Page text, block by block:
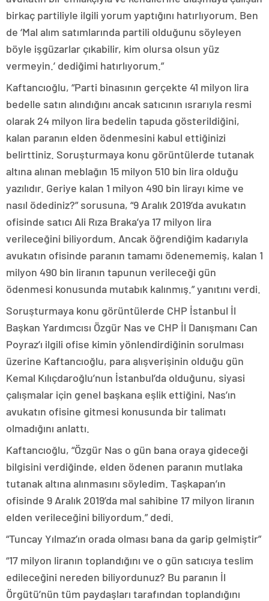
birkaç partiliyle ilgili yorum yaptığını hatırlıyorum. Ben
de ‘Mal alım satımlarında partili olduğunu söyleyen
böyle işgüzarlar çıkabilir, kim olursa olsun yüz
vermeyin.’ dediğimi hatırlıyorum.”
Kaftancıoğlu, “Parti binasının gerçekte 41 milyon lira
bedelle satın alındığını ancak satıcının ısrarıyla resmi
olarak 24 milyon lira bedelin tapuda gösterildiğini,
kalan paranın elden ödenmesini kabul ettiğinizi
belirttiniz. Soruşturmaya konu görüntülerde tutanak
altına alınan meblağın 15 milyon 510 bin lira olduğu
yazılıdır. Geriye kalan 1 milyon 490 bin lirayı kime ve
nasıl ödediniz?” sorusuna, “9 Aralık 2019’da avukatın
ofisinde satıcı Ali Rıza Braka’ya 17 milyon lira
verileceğini biliyordum. Ancak öğrendiğim kadarıyla
avukatın ofisinde paranın tamamı ödenememiş, kalan 1
milyon 490 bin liranın tapunun verileceği gün
ödenmesi konusunda mutabık kalınmış.” yanıtını verdi.
Soruşturmaya konu görüntülerde CHP İstanbul İl
Başkan Yardımcısı Özgür Nas ve CHP İl Danışmanı Can
Poyraz’ı ilgili ofise kimin yönlendirdiğinin sorulması
üzerine Kaftancıoğlu, para alışverişinin olduğu gün
Kemal Kılıçdaroğlu’nun İstanbul’da olduğunu, siyasi
çalışmalar için genel başkana eşlik ettiğini, Nas’ın
avukatın ofisine gitmesi konusunda bir talimatı
olmadığını anlattı.
Kaftancıoğlu, “Özgür Nas o gün bana oraya gideceği
bilgisini verdiğinde, elden ödenen paranın mutlaka
tutanak altına alınmasını söyledim. Taşkapan’ın
ofisinde 9 Aralık 2019’da mal sahibine 17 milyon liranın
elden verileceğini biliyordum.” dedi.
“Tuncay Yılmaz’ın orada olması bana da garip gelmiştir”
“17 milyon liranın toplandığını ve o gün satıcıya teslim
edileceğini nereden biliyordunuz? Bu paranın İl
Örgütü’nün tüm paydaşları tarafından toplandığını